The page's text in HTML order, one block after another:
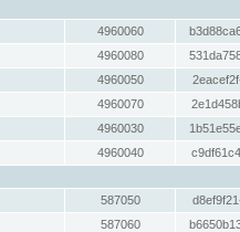
4960060
4960080
4960050
4960070
4960030
4960040
587050
587060